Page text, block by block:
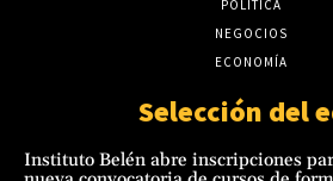
POLÍTICA
NEGOCIOS
ECONOMÍA
Selección del
Instituto Belén abre inscripciones